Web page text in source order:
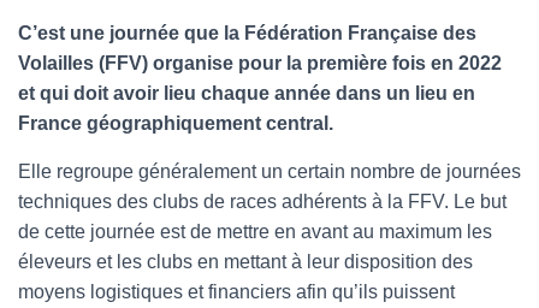
i
l
C’est une journée que la Fédération Française des
Volailles (FFV) organise pour la première fois en 2022
et qui doit avoir lieu chaque année dans un lieu en
France géographiquement central.
Elle regroupe généralement un certain nombre de journées
techniques des clubs de races adhérents à la FFV. Le but
de cette journée est de mettre en avant au maximum les
éleveurs et les clubs en mettant à leur disposition des
moyens logistiques et financiers afin qu’ils puissent